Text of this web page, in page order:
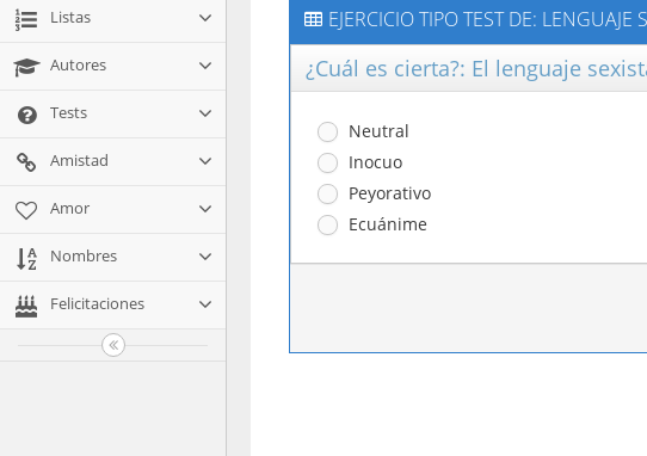
Listas
Autores
Tests
Amistad
Amor
Nombres
Felicitaciones
EJERCICIO TIPO TEST DE: LENGUAJE
¿Cuál es cierta?: El lenguaje
Neutral
Inocuo
Peyorativo
Ecuánime